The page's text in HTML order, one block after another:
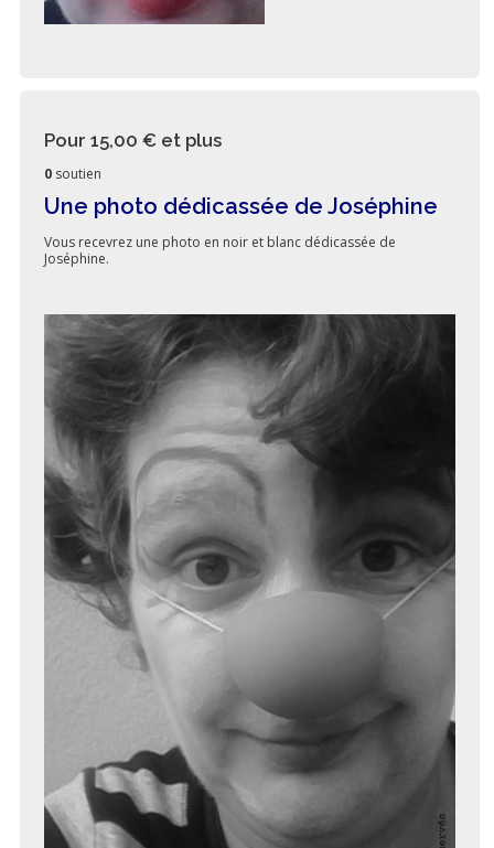
Pour 15,00 € et plus
0 soutien
Une photo dédicassée de Joséphine
Vous recevrez une photo en noir et blanc dédicassée de
Joséphine.